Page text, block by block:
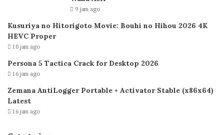
9 jam ago
Kusuriya no Hitorigoto Movie: Bouhi no Hihou 2026 4K
HEVC Proper
10 jam ago
Persona 5 Tactica Crack for Desktop 2026
16 jam ago
Zemana AntiLogger Portable + Activator Stable (x86x64)
Latest
16 jam ago